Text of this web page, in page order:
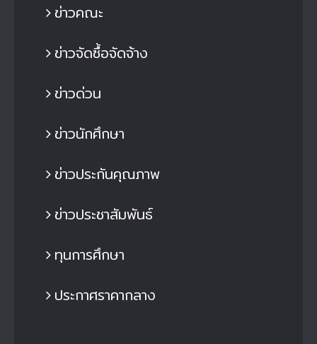
ข่าวคณะ
ข่าวจัดซื้อจัดจ้าง
ข่าวด่วน
ข่าวนักศึกษา
ข่าวประกันคุณภาพ
ข่าวประชาสัมพันธ์
ทุนการศึกษา
ประกาศราคากลาง